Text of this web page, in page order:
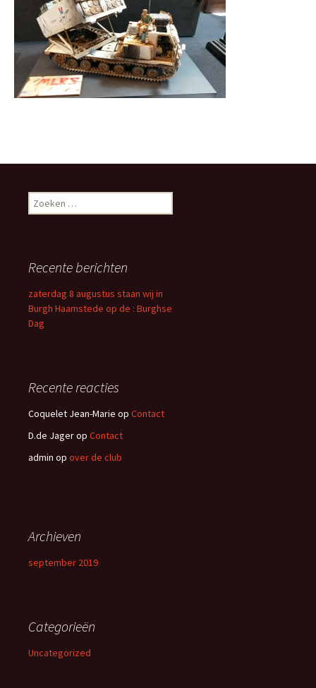
Zoeken
naar:
Recente berichten
zaterdag 8 augustus staan wij in
Burgh Haamstede op de : Burghse
Dag
Recente reacties
Coquelet Jean-Marie op Contact
D.de Jagerop Contact
admin op over de club
Archieven
september 2019
Categorieën
Uncategorized